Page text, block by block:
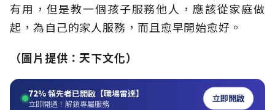
有用，但是教一個孩子服務他人，應該從家庭做
起，為自己的家人服務，而且愈早開始愈好。
（圖片提供：天下文化）
72%領先者已開啟【職場雷達】
立即開通！解鎖專屬服務 立即開啟